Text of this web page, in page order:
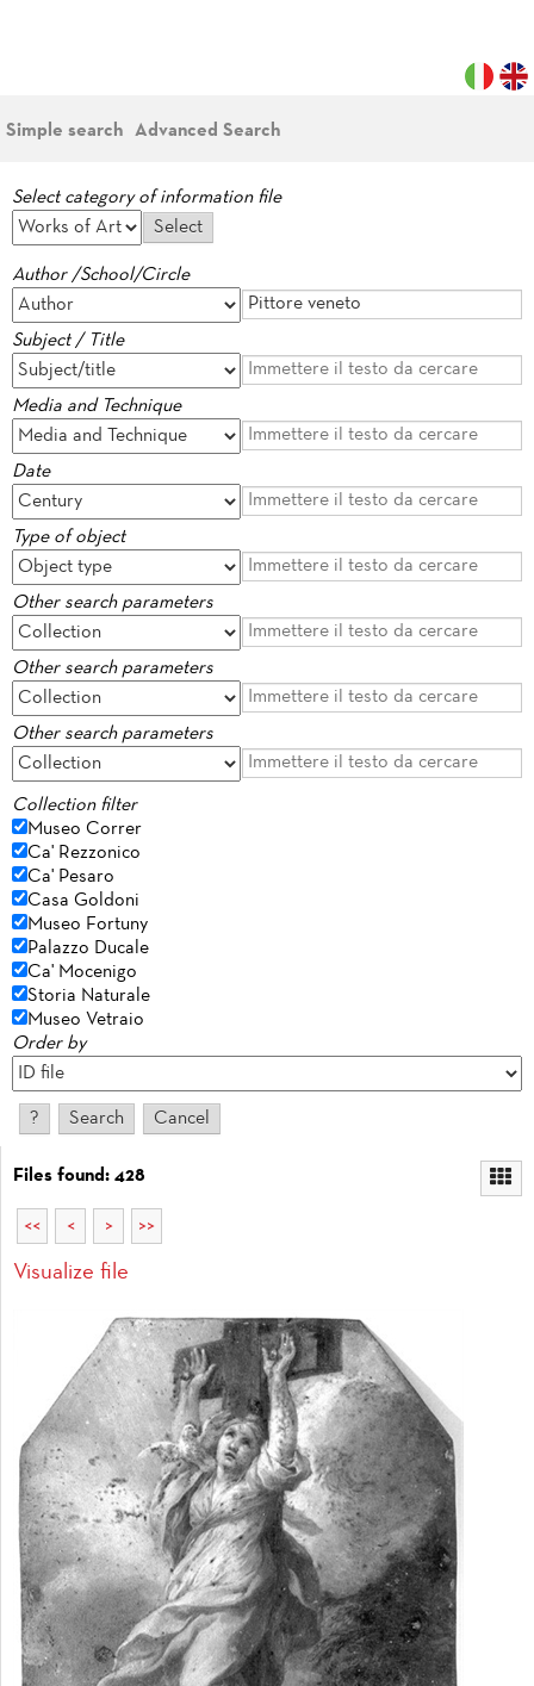
Simple search Advanced Search
Select category of information file
Author /School/Circle
Subject / Title
Media and Technique
Date
Type of object
Other search parameters
Other search parameters
Other search parameters
Collection filter
Museo Correr
Ca' Rezzonico
Ca' Pesaro
Casa Goldoni
Museo Fortuny
Palazzo Ducale
Ca' Mocenigo
Storia Naturale
Museo Vetraio
Order by
Files found: 428
<< < > >>
Visualize file